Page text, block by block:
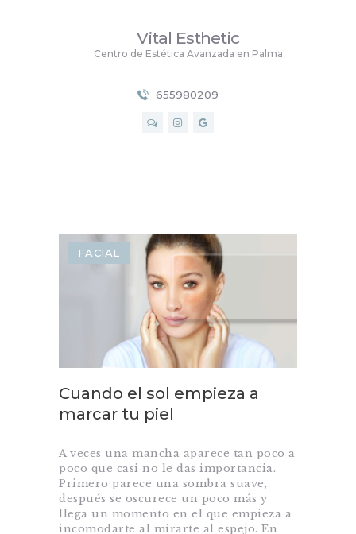
Vital Esthetic
Centro de Estética Avanzada en Palma
655980209
Vital Esthetic
BLOG
FACIAL
Cuando el sol empieza a
marcar tu piel
A veces una mancha aparece tan poco a
poco que casi no le das importancia.
Primero parece una sombra suave,
después se oscurece un poco más y
llega un momento en el que empieza a
incomodarte al mirarte al espejo. En